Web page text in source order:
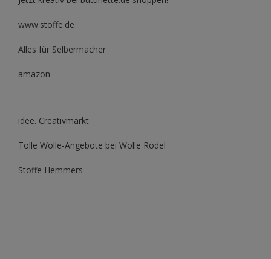
www.stoffe.de
Alles für Selbermacher
amazon
idee. Creativmarkt
Tolle Wolle-Angebote bei Wolle Rödel
Stoffe Hemmers